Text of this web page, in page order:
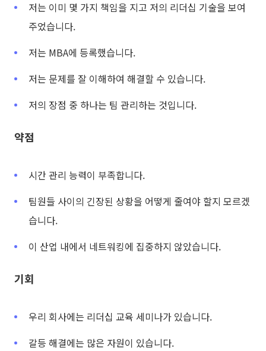
저는 이미 몇 가지 책임을 지고 저의 리더십 기술을 보여
주었습니다.
저는 MBA에 등록했습니다.
저는 문제를 잘 이해하여 해결할 수 있습니다.
저의 장점 중 하나는 팀 관리하는 것입니다.
약점
시간 관리 능력이 부족합니다.
팀원들 사이의 긴장된 상황을 어떻게 줄여야 할지 모르겠
습니다.
이 산업 내에서 네트워킹에 집중하지 않았습니다.
기회
우리 회사에는 리더십 교육 세미나가 있습니다.
갈등 해결에는 많은 자원이 있습니다.